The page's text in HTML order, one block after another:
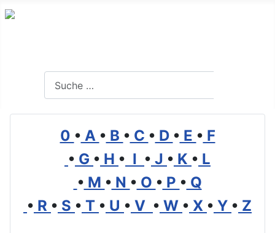
0 • A • B • C • D • E • F
• G • H • I • J • K • L
• M • N • O • P • Q
• R • S • T • U • V • W • X • Y • Z